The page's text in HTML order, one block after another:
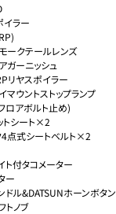
イラー
ークテールレンズ
ガーニッシュ
リヤスポイラー
ウントストップランプ
ロアボルト止め)
トシート×2
4点式シートベルト×2
ト付タコメーター
ー
ル&DATSUNホーンボタン
トノブ